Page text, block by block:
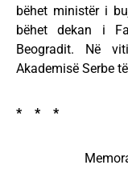
bëhet ministër i
bëhet dekan i
Beogradit. Në
Akademisë Serbe
* * *